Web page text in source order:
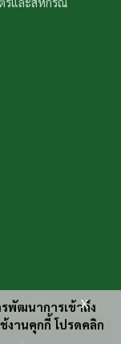
พัฒนาการเข้าถึง
งานคุกกี้ โปรดคลิก
x